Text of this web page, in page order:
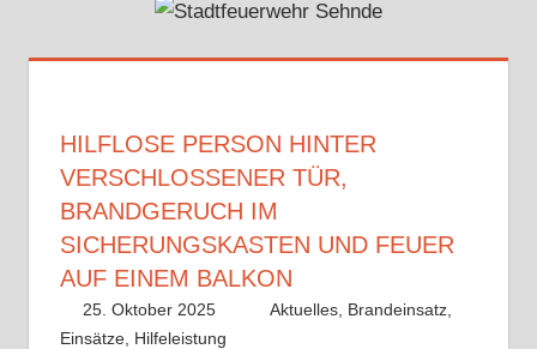
HILFLOSE PERSON HINTER
VERSCHLOSSENER TÜR,
BRANDGERUCH IM
SICHERUNGSKASTEN UND FEUER
AUF EINEM BALKON
25. Oktober 2025 Benedikt Nolle
Aktuelles, Brandeinsatz,
Einsätze, Hilfeleistung